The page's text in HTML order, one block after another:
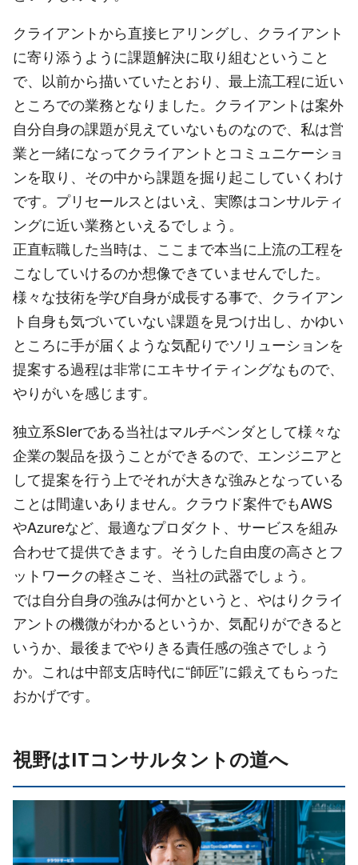
クライアントから直接ヒアリングし、クライアント
に寄り添うように課題解決に取り組むということ
で、以前から描いていたとおり、最上流工程に近い
ところでの業務となりました。クライアントは案外
自分自身の課題が見えていないものなので、私は営
業と一緒になってクライアントとコミュニケーショ
ンを取り、その中から課題を掘り起こしていくわけ
です。プリセールスとはいえ、実際はコンサルティ
ングに近い業務といえるでしょう。
正直転職した当時は、ここまで本当に上流の工程を
こなしていけるのか想像できていませんでした。
様々な技術を学び自身が成長する事で、クライアン
ト自身も気づいていない課題を見つけ出し、かゆい
ところに手が届くような気配りでソリューションを
提案する過程は非常にエキサイティングなもので、
やりがいを感じます。
独立系SIerである当社はマルチベンダとして様々な
企業の製品を扱うことができるので、エンジニアと
して提案を行う上でそれが大きな強みとなっている
ことは間違いありません。クラウド案件でもAWS
やAzureなど、最適なプロダクト、サービスを組み
合わせて提供できます。そうした自由度の高さとフ
ットワークの軽さこそ、当社の武器でしょう。
では自分自身の強みは何かというと、やはりクライ
アントの機微がわかるというか、気配りができると
いうか、最後までやりきる責任感の強さでしょう
か。これは中部支店時代に“師匠”に鍛えてもらった
おかげです。
視野はITコンサルタントの道へ